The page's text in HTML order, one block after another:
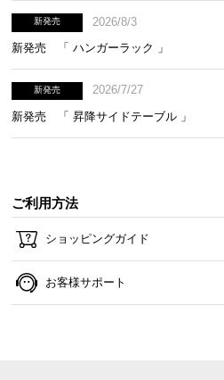
新発売
2026/8/3
新発売 「 ハンガーラック 」
新発売
2026/7/27
新発売 「 昇降サイドテーブル 」
ご利用方法
ショッピングガイド
お客様サポート